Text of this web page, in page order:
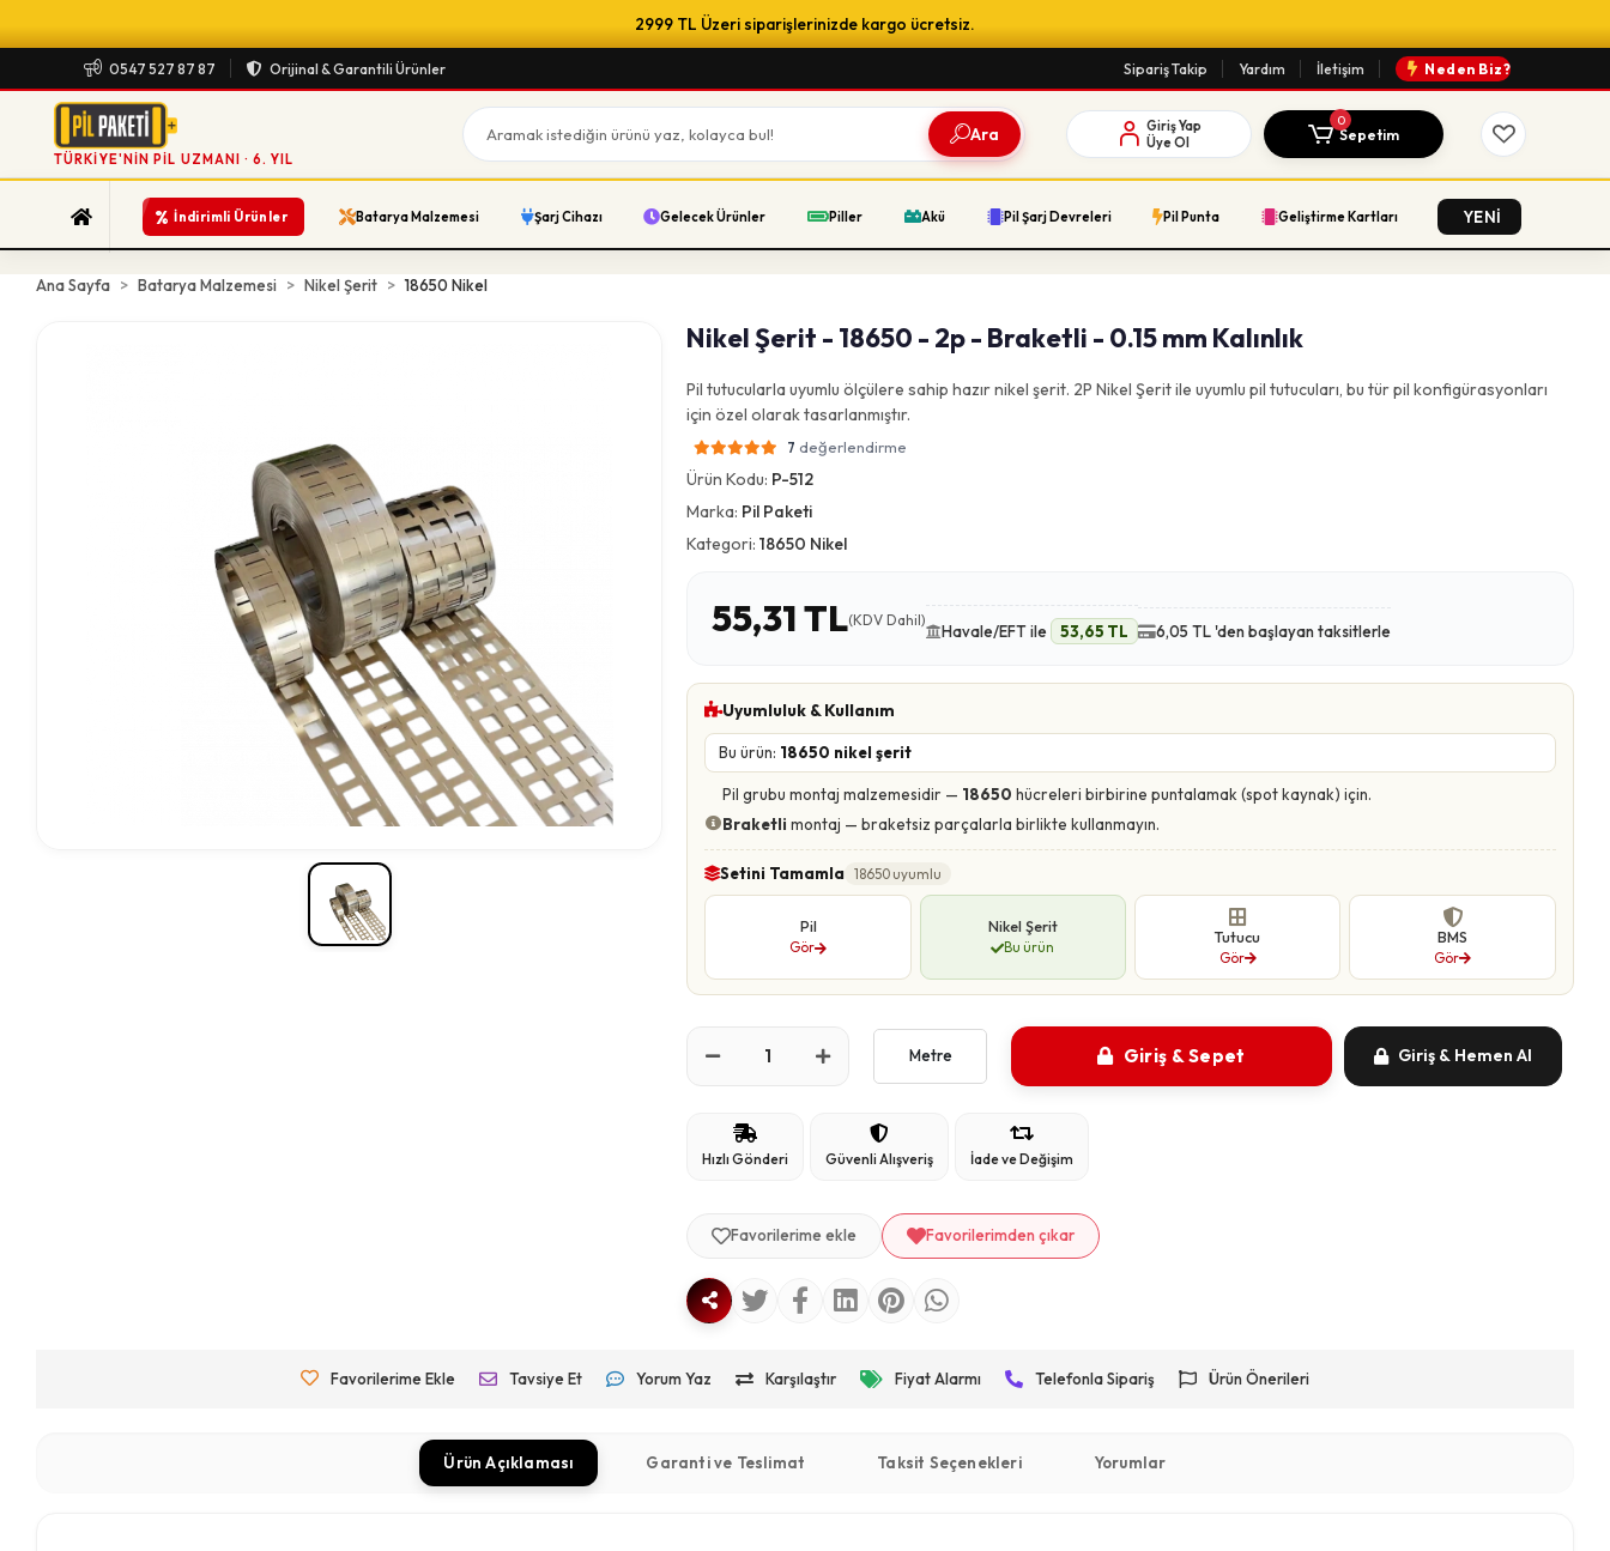
2999 TL Üzeri siparişlerinizde kargo ücretsiz.
0547 527 87 87 Orijinal & Garantili Ürünler Sipariş Takip Yardım İletişim Neden Biz?
TÜRKIYE'NIN PIL UZMANI · 6. YIL
Ara
Giriş Yap
Üye Ol
0
Sepetim
% İndirimli Ürünler Batarya Malzemesi Şarj Cihazı Gelecek Ürünler Piller Akü Pil Şarj Devreleri Pil Punta Geliştirme Kartları YENİ
Ana Sayfa Batarya Malzemesi Nikel Şerit 18650 Nikel
Nikel Şerit - 18650 - 2p - Braketli - 0.15 mm Kalınlık
Pil tutucularla uyumlu ölçülere sahip hazır nikel şerit. 2P Nikel Şerit ile uyumlu pil tutucuları, bu tür pil konfigürasyonları
için özel olarak tasarlanmıştır.
7 değerlendirme
Ürün Kodu: P-512
Marka: Pil Paketi
Kategori:18650 Nikel
55,31 TL(KDV Dahil)
Havale/EFT ile 53,65 TL 6,05 TL 'den başlayan taksitlerle
Uyumluluk & Kullanım
Bu ürün: 18650 nikel şerit
Pil grubu montaj malzemesidir — 18650 hücreleri birbirine puntalamak (spot kaynak) için.
Braketli montaj — braketsiz parçalarla birlikte kullanmayın.
Setini Tamamla 18650 uyumlu
Pil
Gör
Nikel Şerit
Bu ürün
Tutucu
Gör
BMS
Gör
Metre Giriş & Sepet Giriş & Hemen Al
Hızlı Gönderi Güvenli Alışveriş İade ve Değişim
Favorilerime ekle Favorilerimden çıkar
Favorilerime Ekle Tavsiye Et Yorum Yaz Karşılaştır Fiyat Alarmı Telefonla Sipariş Ürün Önerileri
Ürün Açıklaması Garanti ve Teslimat Taksit Seçenekleri Yorumlar